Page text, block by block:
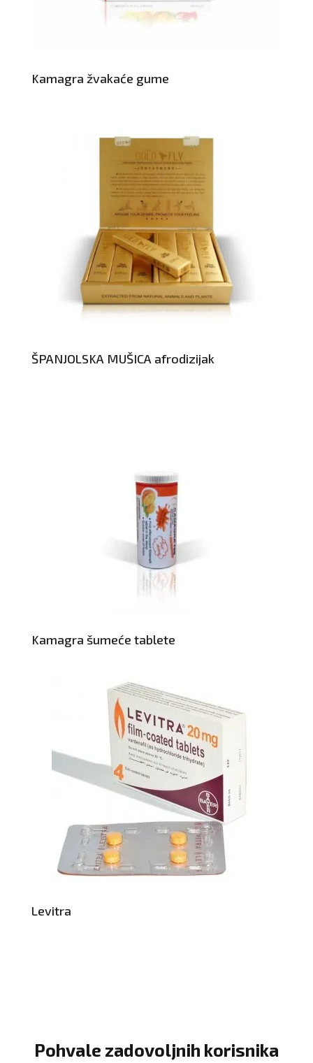
Kamagra žvakaće gume
ŠPANJOLSKA MUŠICA afrodizijak
Kamagra šumeće tablete
Levitra
Pohvale zadovoljnih korisnika